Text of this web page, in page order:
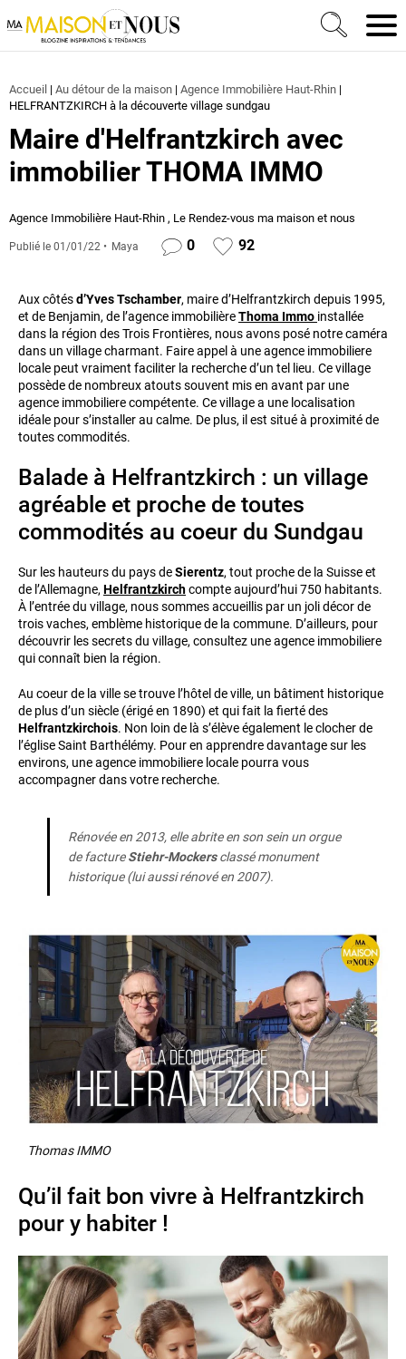
Ma Maison et Nous Construction, rénovation &
Accueil | Au détour de la maison | Agence Immobilière Haut-Rhin |
HELFRANTZKIRCH à la découverte village sundgau
Maire d'Helfrantzkirch avec
immobilier THOMA IMMO
Agence Immobilière Haut-Rhin , Le Rendez-vous ma maison et nous
Publié le 01/01/22 Maya 0 92
Aux côtésd’Yves Tschamber, maire d’Helfrantzkirch depuis 1995,
et de Benjamin, de l’agence immobilièreThoma Immo installée
dans la région des Trois Frontières, nous avons posé notre caméra
dans un village charmant. Faire appel à une agence immobiliere
locale peut vraiment faciliter la recherche d’un tel lieu. Ce village
possède de nombreux atouts souvent mis en avant par une
agence immobiliere compétente. Ce village a une localisation
idéale pour s’installer au calme. De plus, il est situé à proximité de
toutes commodités.
Balade à Helfrantzkirch : un village
agréable et proche de toutes
commodités au coeur du Sundgau
Sur les hauteurs du pays deSierentz, tout proche de la Suisse et
de l’Allemagne, Helfrantzkirchcompte aujourd’hui 750 habitants.
À l’entrée du village, nous sommes accueillis par un joli décor de
trois vaches, emblème historique de la commune. D’ailleurs, pour
découvrir les secrets du village, consultez une agence immobiliere
qui connaît bien la région.
Au coeur de la ville se trouve l’hôtel de ville, un bâtiment historique
de plus d’un siècle (érigé en 1890) et qui fait la fierté des
Helfrantzkirchois. Non loin de là s’élève également le clocher de
l’église Saint Barthélémy. Pour en apprendre davantage sur les
environs, une agence immobiliere locale pourra vous
accompagner dans votre recherche.
Rénovée en 2013, elle abrite en son sein un orgue
de factureStiehr-Mockersclassé monument
historique (lui aussi rénové en 2007).
Thomas IMMO
Qu’il fait bon vivre à Helfrantzkirch
pour y habiter !